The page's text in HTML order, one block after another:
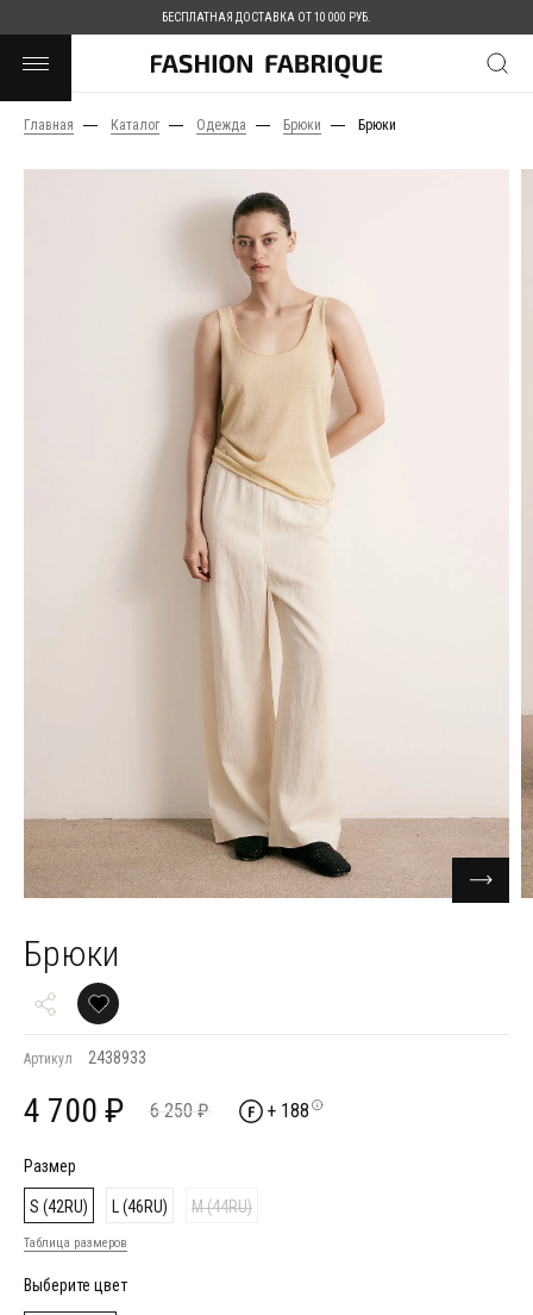
БЕСПЛАТНАЯ ДОСТАВКА ОТ 10 000 РУБ.
Главная Каталог Одежда Брюки Брюки
Брюки
Артикул 2438933
4 700 ₽ 6 250 ₽ + 188
Размер
S (42RU) L (46RU) M (44RU)
Таблица размеров
Выберите цвет